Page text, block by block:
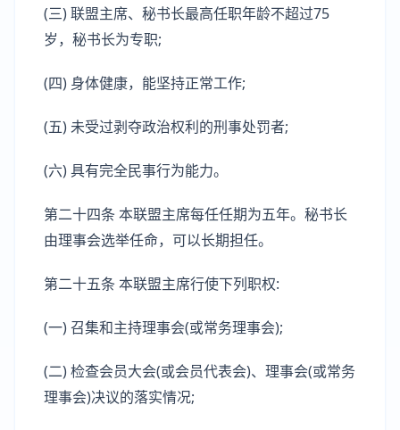
(三) 联盟主席、秘书长最高任职年龄不超过75
岁，秘书长为专职;
(四) 身体健康，能坚持正常工作;
(五) 未受过剥夺政治权利的刑事处罚者;
(六) 具有完全民事行为能力。
第二十四条 本联盟主席每任任期为五年。秘书长
由理事会选举任命，可以长期担任。
第二十五条 本联盟主席行使下列职权:
(一) 召集和主持理事会(或常务理事会);
(二) 检查会员大会(或会员代表会)、理事会(或常务
理事会)决议的落实情况;